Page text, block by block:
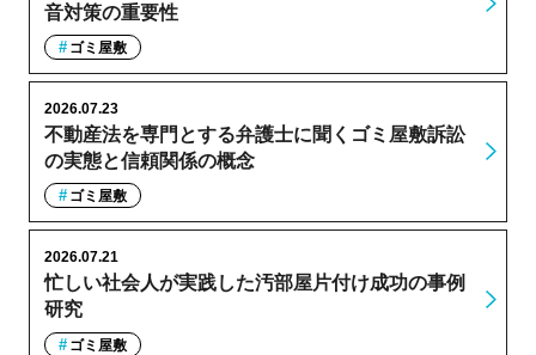
音対策の重要性
ゴミ屋敷
不動産法を専門とする弁護士に聞くゴミ屋敷訴訟
の実態と信頼関係の概念
2026.07.23
ゴミ屋敷
忙しい社会人が実践した汚部屋片付け成功の事例
研究
2026.07.21
ゴミ屋敷